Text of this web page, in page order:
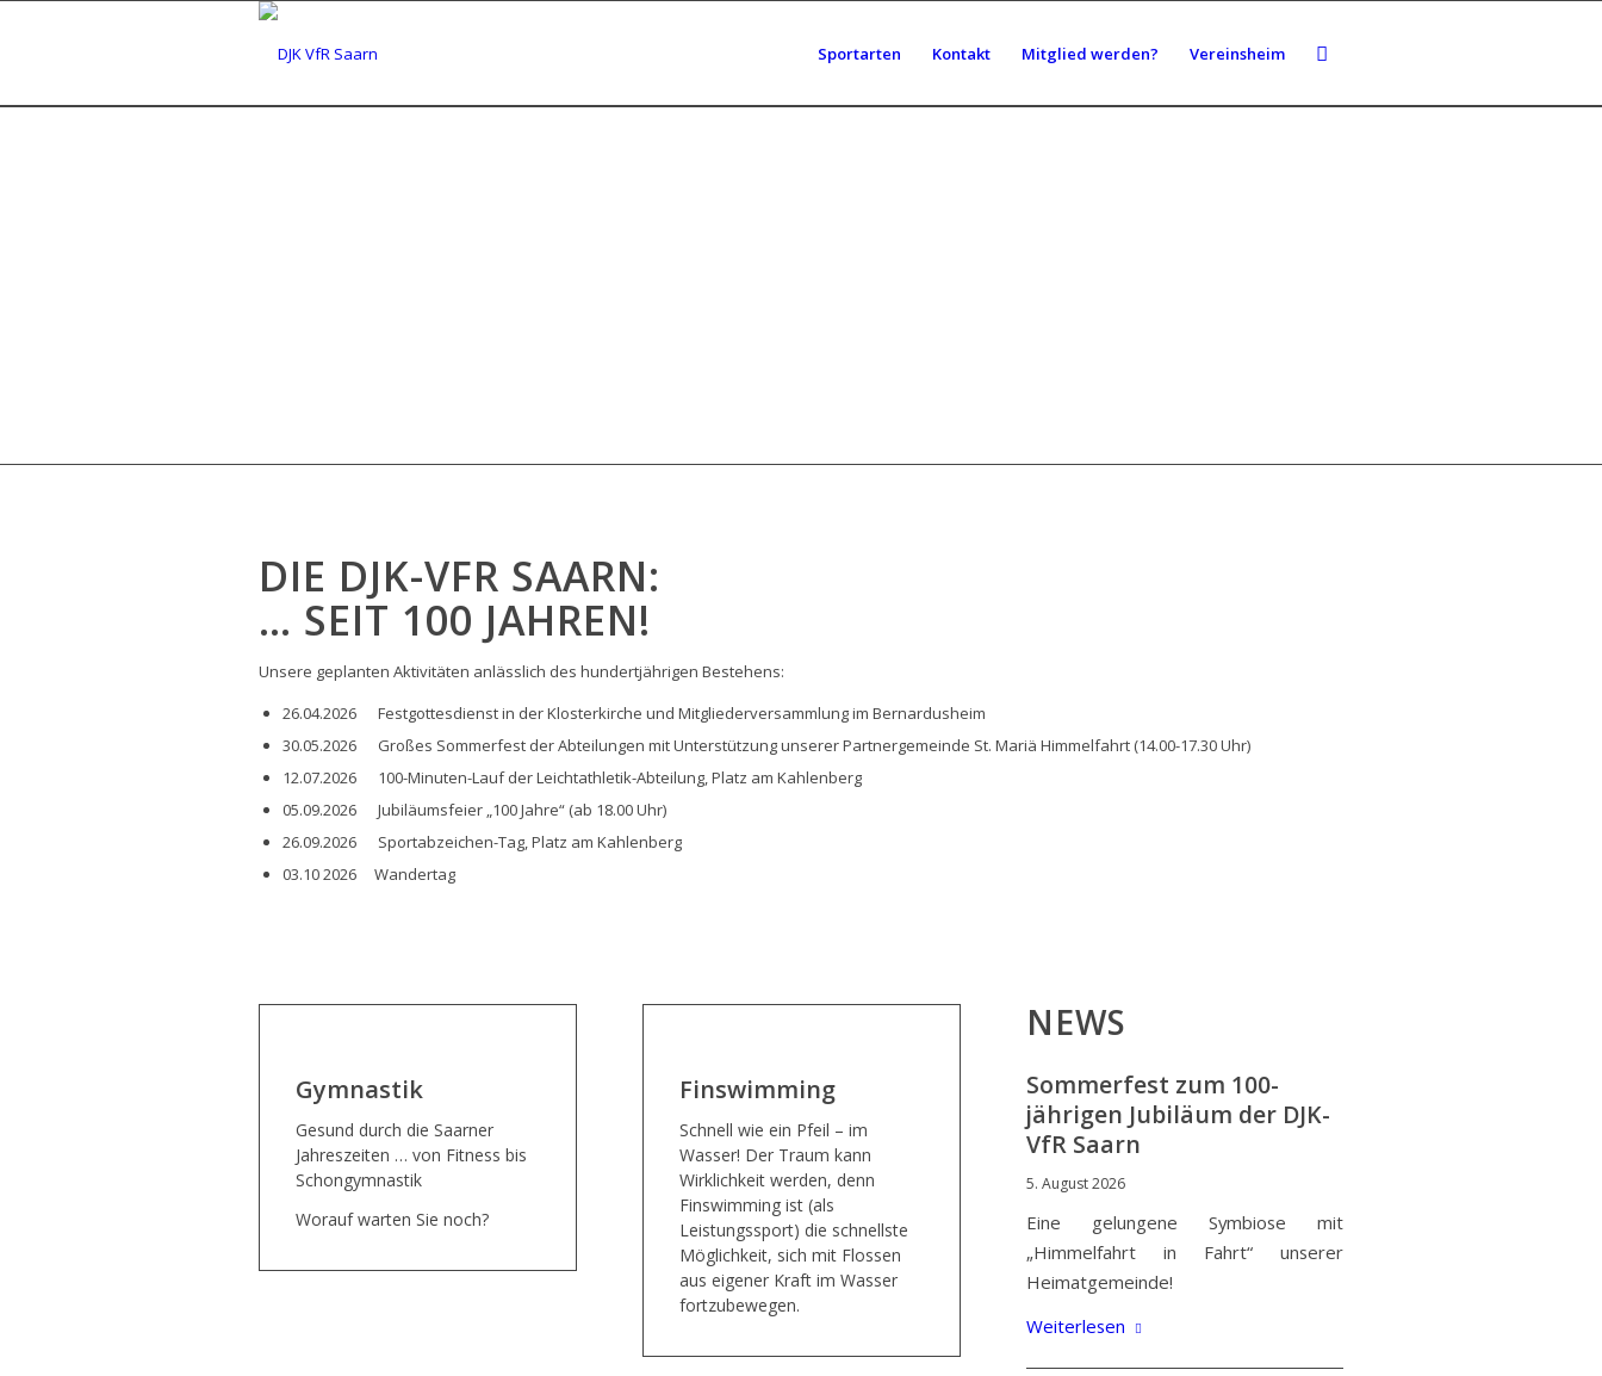
Sportarten Kontakt Mitglied werden? Vereinsheim
KINDERSPORT
DIE DJK-VFR SAARN:
… SEIT 100 JAHREN!
Unsere geplanten Aktivitäten anlässlich des hundertjährigen Bestehens:
26.04.2026 Festgottesdienst in der Klosterkirche und Mitgliederversammlung im Bernardusheim
30.05.2026 Großes Sommerfest der Abteilungen mit Unterstützung unserer Partnergemeinde St. Mariä Himmelfahrt (14.00-17.30 Uhr)
12.07.2026 100-Minuten-Lauf der Leichtathletik-Abteilung, Platz am Kahlenberg
05.09.2026 Jubiläumsfeier „100 Jahre“ (ab 18.00 Uhr)
26.09.2026 Sportabzeichen-Tag, Platz am Kahlenberg
03.10 2026 Wandertag
Gymnastik
Gesund durch die Saarner
Jahreszeiten … von Fitness bis
Schongymnastik
Worauf warten Sie noch?
Finswimming
Schnell wie ein Pfeil – im
Wasser! Der Traum kann
Wirklichkeit werden, denn
Finswimming ist (als
Leistungssport) die schnellste
Möglichkeit, sich mit Flossen
aus eigener Kraft im Wasser
fortzubewegen.
NEWS
Sommerfest zum 100-
jährigen Jubiläum der DJK-
VfR Saarn
5. August 2026
Eine gelungene Symbiose mit
„Himmelfahrt in Fahrt“ unserer
Heimatgemeinde!
Weiterlesen